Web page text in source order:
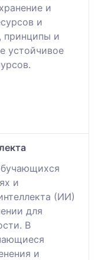
и
и
принципы и
устойчивое
и
(ИИ)
для
В
и